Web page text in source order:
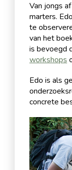
Van jongs
marters.
te
van het
is bevoegd
workshops
Edo is als
concrete